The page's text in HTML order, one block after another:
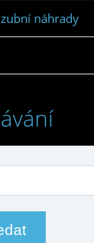
náhrady